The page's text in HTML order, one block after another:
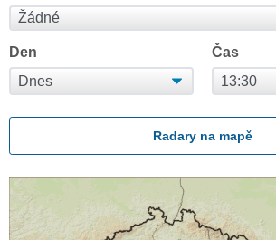
Den Čas
Radary na mapě